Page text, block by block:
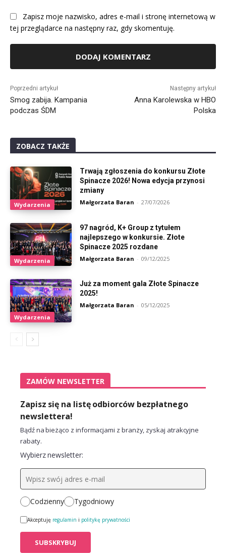
Zapisz moje nazwisko, adres e-mail i stronę internetową w
tej przeglądarce na następny raz, gdy skomentuję.
Poprzedni artykuł
Smog zabija. Kampania
podczas ŚDM
Następny artykuł
Anna Karolewska w HBO
Polska
ZOBACZ TAKŻE
Wydarzenia
Trwają zgłoszenia do konkursu Złote
Spinacze 2026! Nowa edycja przynosi
zmiany
Małgorzata Baran - 27/07/2026
Wydarzenia
97 nagród, K+ Group z tytułem
najlepszego w konkursie. Złote
Spinacze 2025 rozdane
Małgorzata Baran - 09/12/2025
Wydarzenia
Już za moment gala Złote Spinacze
2025!
Małgorzata Baran - 05/12/2025
ZAMÓW NEWSLETTER
Zapisz się na listę odbiorców bezpłatnego
newslettera!
Bądź na bieżąco z informacjami z branży, zyskaj atrakcyjne
rabaty.
Wybierz newsletter:
Codzienny Tygodniowy
Akceptuję regulamin i politykę prywatności